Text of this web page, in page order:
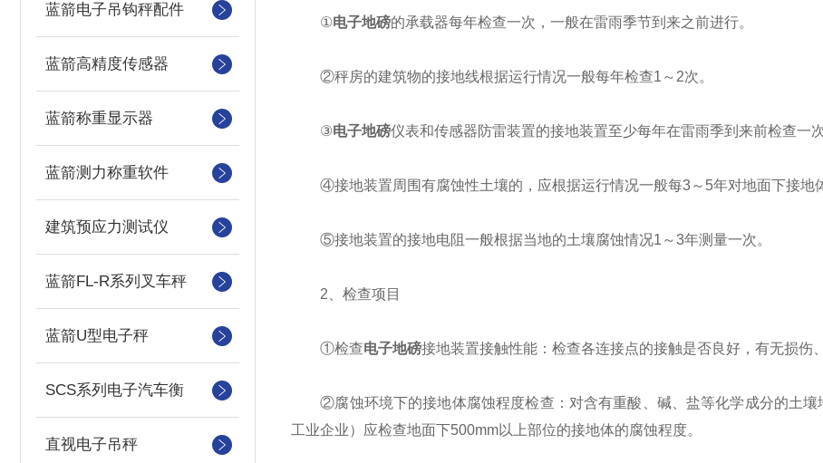
蓝箭电子吊钩秤配件
蓝箭高精度传感器
蓝箭称重显示器
蓝箭测力称重软件
建筑预应力测试仪
蓝箭FL-R系列叉车秤
蓝箭U型电子秤
SCS系列电子汽车衡
直视电子吊秤
①电子地磅的承载器每年检查一次，一般在雷雨季节到来之前进行。
②秤房的建筑物的接地线根据运行情况一般每年检查1～2次。
③电子地磅仪表和传感器防雷装置的接地装置至少每年在雷雨季到来前检查一次
④接地装置周围有腐蚀性土壤的，应根据运行情况一般每3～5年对地面下接地
⑤接地装置的接地电阻一般根据当地的土壤腐蚀情况1～3年测量一次。
2、检查项目
①检查电子地磅接地装置接触性能：检查各连接点的接触是否良好，有无损伤
②腐蚀环境下的接地体腐蚀程度检查：对含有重酸、碱、盐等化学成分的土壤
工业企业）应检查地面下500mm以上部位的接地体的腐蚀程度。